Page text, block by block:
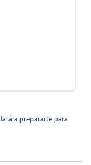
a prepararte para